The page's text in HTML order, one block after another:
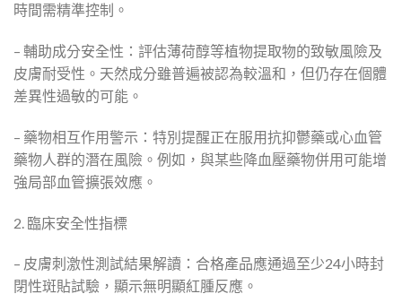
時間需精準控制。
– 輔助成分安全性：評估薄荷醇等植物提取物的致敏風險及
皮膚耐受性。天然成分雖普遍被認為較溫和，但仍存在個體
差異性過敏的可能。
– 藥物相互作用警示：特別提醒正在服用抗抑鬱藥或心血管
藥物人群的潛在風險。例如，與某些降血壓藥物併用可能增
強局部血管擴張效應。
2. 臨床安全性指標
– 皮膚刺激性測試結果解讀：合格產品應通過至少24小時封
閉性斑貼試驗，顯示無明顯紅腫反應。